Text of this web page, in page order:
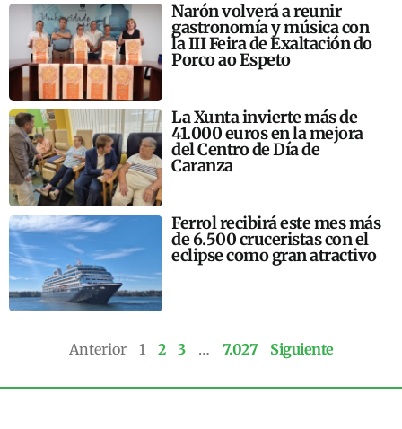
Narón volverá a reunir
gastronomía y música con
la III Feira de Exaltación do
Porco ao Espeto
La Xunta invierte más de
41.000 euros en la mejora
del Centro de Día de
Caranza
Ferrol recibirá este mes más
de 6.500 cruceristas con el
eclipse como gran atractivo
Anterior 1 2 3 … 7.027 Siguiente